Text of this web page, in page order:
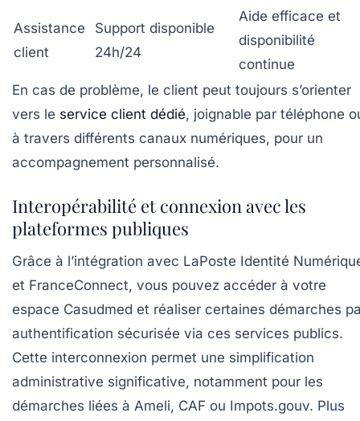
Assistance
client
Support disponible
24h/24
Aide efficace et
disponibilité
continue
En cas de problème, le client peut toujours s’orienter
vers le service client dédié, joignable par téléphone
à travers différents canaux numériques, pour un
accompagnement personnalisé.
Interopérabilité et connexion avec les
plateformes publiques
Grâce à l’intégration avec LaPoste Identité
et FranceConnect, vous pouvez accéder à votre
espace Casudmed et réaliser certaines démarches
authentification sécurisée via ces services publics.
Cette interconnexion permet une simplification
administrative significative, notamment pour les
démarches liées à Ameli, CAF ou Impots.gouv. Plus